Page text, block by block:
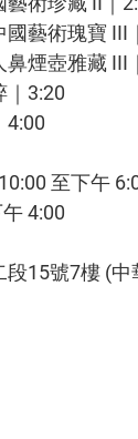
藝術瑰寶 III
煙壺雅藏 III
｜3:20
4:00
至下午
4:00
15號7樓 (